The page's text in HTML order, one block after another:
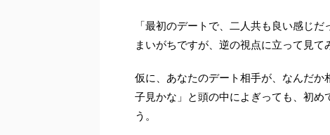
「最初のデートで、二人共も良い感じ
まいがちですが、逆の視点に立って見て
仮に、あなたのデート相手が、なんだ
子見かな」と頭の中によぎっても、初
う。